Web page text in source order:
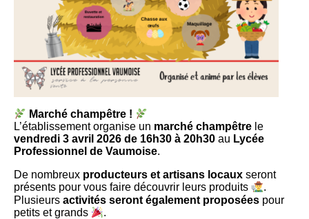
Marché champêtre !
L’établissement organise un marché champêtre le
vendredi 3 avril 2026 de 16h30 à 20h30 au Lycée
Professionnel de Vaumoise.
De nombreux producteurs et artisans locaux seront
présents pour vous faire découvrir leurs produits
.
Plusieurs activités seront également proposées pour
petits et grands
.